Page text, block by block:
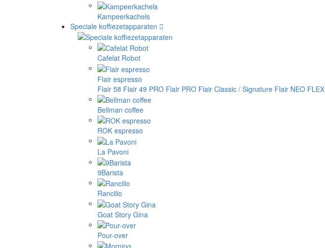
Kampeerkachels
Speciale koffiezetapparaten
Cafelat Robot
Flair espresso
Flair 58 Flair 49 PRO Flair PRO Flair Classic / Signature Flair NEO FLEX
Bellman coffee
ROK espresso
La Pavoni
9Barista
Rancilio
Goat Story Gina
Pour-over